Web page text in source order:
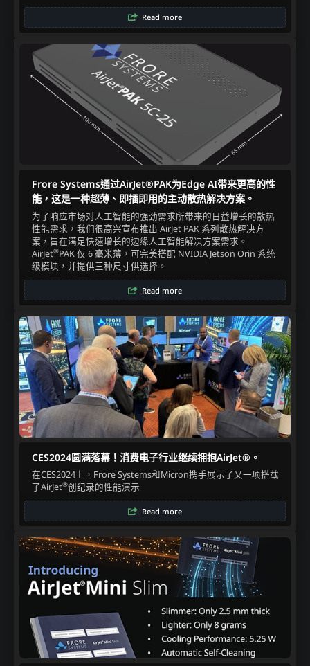
Read more
Frore Systems通过AirJet®PAK为Edge AI带来更高的性
能，这是一种超薄、即插即用的主动散热解决方案。
为了响应市场对人工智能的强劲需求所带来的日益增长的散热
性能需求，我们很高兴宣布推出 AirJet PAK 系列散热解决方
案，旨在满足快速增长的边缘人工智能解决方案需求。
AirJet®PAK 仅 6 毫米薄，可完美搭配 NVIDIA Jetson Orin 系统
级模块，并提供三种尺寸供选择。
Read more
CES2024圆满落幕！消费电子行业继续拥抱AirJet®。
在CES2024上，Frore Systems和Micron携手展示了又一项搭载
了AirJet®创纪录的性能演示​
Read more